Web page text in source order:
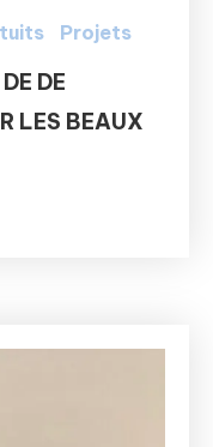
Projets
DE
LES BEAUX